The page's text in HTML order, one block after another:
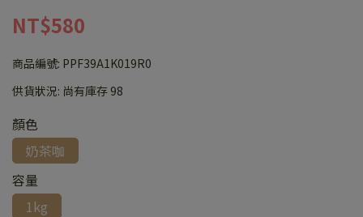
NT$580
商品編號: PPF39A1K019R0
供貨狀況: 尚有庫存 98
顏色
奶茶咖
容量
1kg